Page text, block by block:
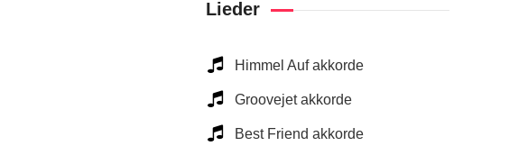
Lieder
Himmel Auf akkorde
Groovejet akkorde
Best Friend akkorde